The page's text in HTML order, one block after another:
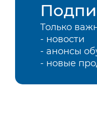
Только
- новости
- анонсы
- новые